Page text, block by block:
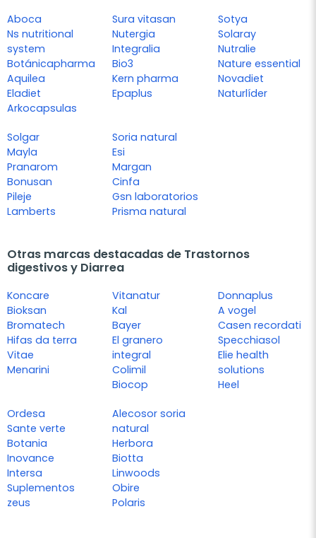
Aboca
Ns nutritional
system
Botánicapharma
Aquilea
Eladiet
Arkocapsulas
Sura vitasan
Nutergia
Integralia
Bio3
Kern pharma
Epaplus
Sotya
Solaray
Nutralie
Nature essential
Novadiet
Naturlíder
Solgar
Mayla
Pranarom
Bonusan
Pileje
Lamberts
Soria natural
Esi
Margan
Cinfa
Gsn laboratorios
Prisma natural
Otras marcas destacadas de Trastornos
digestivos y Diarrea
Koncare
Bioksan
Bromatech
Hifas da terra
Vitae
Menarini
Vitanatur
Kal
Bayer
El granero
integral
Colimil
Biocop
Donnaplus
A vogel
Casen recordati
Specchiasol
Elie health
solutions
Heel
Ordesa
Sante verte
Botania
Inovance
Intersa
Suplementos
zeus
Alecosor soria
natural
Herbora
Biotta
Linwoods
Obire
Polaris